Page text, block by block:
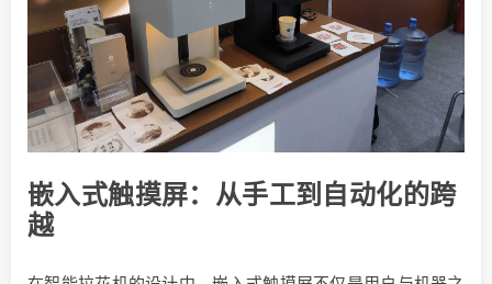
嵌入式触摸屏：从手工到自动化的跨
越